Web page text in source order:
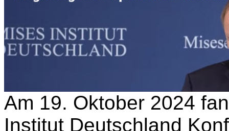
Am 19. Oktober 2024
Institut Deutschland